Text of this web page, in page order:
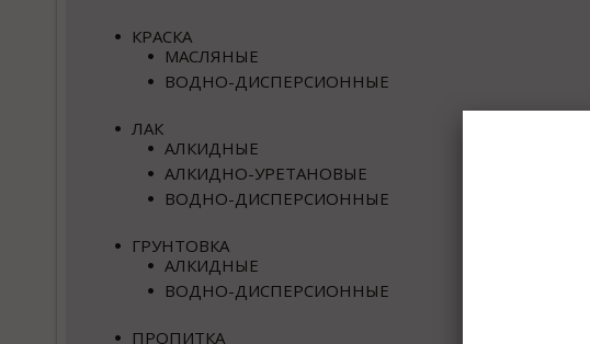
КРАСКА
МАСЛЯНЫЕ
ВОДНО-ДИСПЕРСИОННЫЕ
ЛАК
АЛКИДНЫЕ
АЛКИДНО-УРЕТАНОВЫЕ
ВОДНО-ДИСПЕРСИОННЫЕ
ГРУНТОВКА
АЛКИДНЫЕ
ВОДНО-ДИСПЕРСИОННЫЕ
ПРОПИТКА